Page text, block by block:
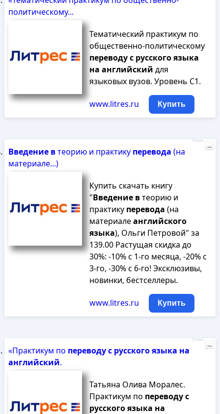
политическому...
Тематический практикум по
общественно-политическому
переводус русскогоязыка
на английский для
языковых вузов. Уровень C1.
www.litres.ru Купить
Введение втеорию и практику перевода (на
материале...)
Купить скачать книгу
"Введение втеорию и
практику перевода (на
материалеанглийского
языка), Ольги Петровой" за
139.00 Растущая скидка до
30%: -10% с 1-го месяца, -20% с
3-го, -30% с 6-го! Эксклюзивы,
новинки, бестселлеры.
www.litres.ru Купить
Реклама
...
«Практикум по переводус русскогоязыка на
английский.
Татьяна Олива Моралес.
Практикум по переводус
русскогоязыка на
Реклама
...